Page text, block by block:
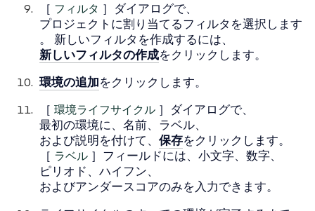
［ フィルタ ］ダイアログで、
プロジェクトに割り当てるフィルタを選択します
。 新しいフィルタを作成するには、
新しいフィルタの作成をクリックします。
環境の追加をクリックします。
［ 環境ライフサイクル ］ダイアログで、
最初の環境に、名前、ラベル、
および説明を付けて、 保存をクリックします。
［ ラベル ］フィールドには、小文字、数字、
ピリオド、ハイフン、
およびアンダースコアのみを入力できます。